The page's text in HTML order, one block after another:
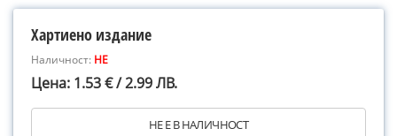
Хартиено издание
Наличност: НЕ
Цена: 1.53 € / 2.99 ЛВ.
НЕ Е В НАЛИЧНОСТ